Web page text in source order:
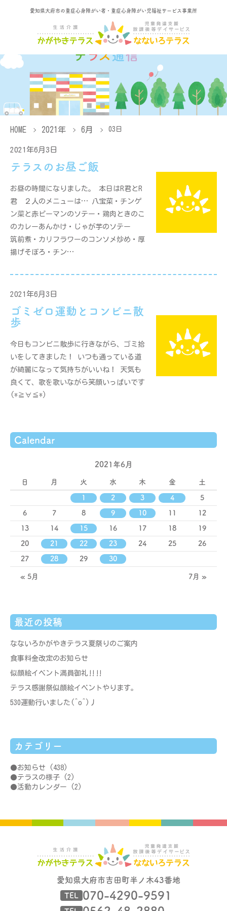
愛知県大府市の重症心身障がい者・重症心身障がい児福祉サービス事業所
HOME 2021年 6月 03日
2021年6月3日
テラスのお昼ご飯
お昼の時間になりました。 本日はR君とR
君 ２人のメニューは… 八宝菜・チンゲ
ン菜と赤ピーマンのソテー・鶏肉ときのこ
のカレーあんかけ・じゃが芋のソテー
筑前煮・カリフラワーのコンソメ炒め・厚
揚げそぼろ・チン…
2021年6月3日
ゴミゼロ運動とコンビニ散
歩
今日もコンビニ散歩に行きながら、ゴミ拾
いをしてきました！ いつも通っている道
が綺麗になって気持ちがいいね！ 天気も
良くて、歌を歌いながら笑顔いっぱいです
(*≧∀≦*)
Calendar
2021年6月
日 月 火 水 木 金 土
1 2 3 4 5
6 7 8 9 10 11 12
13 14 15 16 17 18 19
20 21 22 23 24 25 26
27 28 29 30
« 5月 7月 »
最近の投稿
なないろかがやきテラス夏祭りのご案内
食事料金改定のお知らせ
似顔絵イベント満員御礼‼‼
テラス感謝祭似顔絵イベントやります。
530運動行いました(^o^)丿
カテゴリー
お知らせ (438)
テラスの様子 (2)
活動カレンダー (2)
愛知県大府市吉田町半ノ木43番地
TEL 070-4290-9591